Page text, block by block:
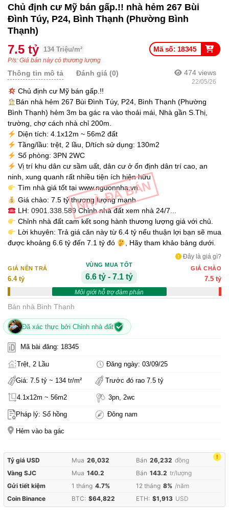
NHÀ ĐÃ BÁN
Chủ định cư Mỹ bán gấp.!! nhà hẻm 267 Bùi
Đình Túy, P24, Bình Thạnh (Phường Bình
Thạnh)
Mã số: 18345
7.5 tỷ 134 Triệu/m²
P/s: Giá bán này có thương lượng
474 views
22/05/26
Thông tin mô tả Đánh giá (0)
Chủ định cư Mỹ bán gấp.!!
Bán nhà hẻm 267 Bùi Đình Túy, P24, Bình Thạnh (Phường
Bình Thạnh) hẻm 3m ba gác ra vào thoải mái, Nhà gần S.Thị,
trường, chợ cách nhà chỉ 200m.
Diện tích: 4.1x12m ~ 56m2 đất
Tầng/lầu: trệt, 2 lầu, D/tích sử dụng: 130m2
Số phòng: 3PN 2WC
Vị trí khu dân cư sầm uất, dân cư ở ổn định dân trí cao, an
ninh, xung quanh rất nhiều tiện ích hiện hữu
Tìm nhà giá tốt tại www.nguonnha.vn
Giá chào: 7.5 tỷ thương lượng mạnh
LH: 0901.338.589Chỉnh nhà đất xem nhà 24/7...
Chỉnh nhà đất cam kết song hành thương lượng giá với chủ.
Lời khuyên: Trả giá căn này từ 6.4 tỷ nếu thuận lợi bạn sẽ mua
được khoảng 6.6 tỷ đến 7.1 tỷ đó
, Hãy tham khảo bảng dưới.
Đây là giá gì?
GIÁ NÊN TRẢ
6.4 tỷ
VÙNG MUA TỐT
6.6 tỷ - 7.1 tỷ
Môi giới hỗ trợ đàm phán
GIÁ CHÀO
7.5 tỷ
Bán nhà Bình Thạnh
Đã xác thực bởi Chỉnh nhà đất
Mã bài đăng: 18345
Trệt, 2 Lầu Đăng ngày: 03/09/25
Giá: 7.5 tỷ ~ 134 tr/m² Trước đó rao 7.5 tỷ
4.1x12m ~ 56m2 3pn, 2wc
Pháp lý: Sổ hồng Đông nam
Hẻm vào ba gác
!
Tỷ giá USD Mua 26,032 Bán 26,232 đồng
Vàng SJC
Mua 140.2 Bán 143.2 tr/lượng
Gửi tiết kiệm
1 tháng 4.7% 12 tháng 8% /năm
Coin Binance
BTC: $64,822 ETH: $1,913 USD